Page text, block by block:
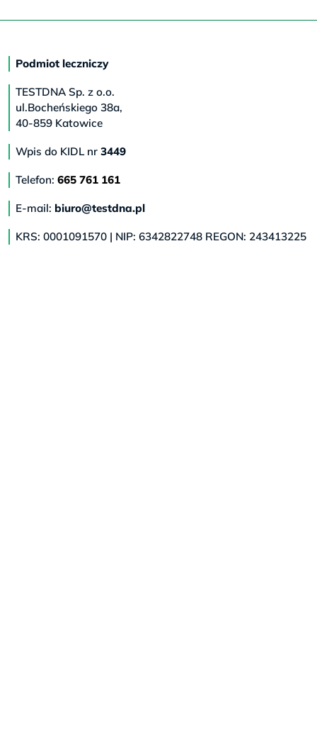
Podmiot leczniczy
TESTDNA Sp. z o.o.
ul.Bocheńskiego 38a,
40-859 Katowice
Wpis do KIDL nr 3449
Telefon: 665 761 161
E-mail: biuro@testdna.pl
KRS: 0001091570 | NIP: 6342822748 REGON: 243413225